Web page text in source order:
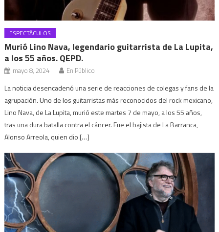
ESPECTÁCULOS
Murió Lino Nava, legendario guitarrista de La Lupita,
a los 55 años. QEPD.
mayo 8, 2024 En Público
La noticia desencadenó una serie de reacciones de colegas y fans de la
agrupación. Uno de los guitarristas más reconocidos del rock mexicano,
Lino Nava, de La Lupita, murió este martes 7 de mayo, a los 55 años,
tras una dura batalla contra el cáncer. Fue el bajista de La Barranca,
Alonso Arreola, quien dio […]